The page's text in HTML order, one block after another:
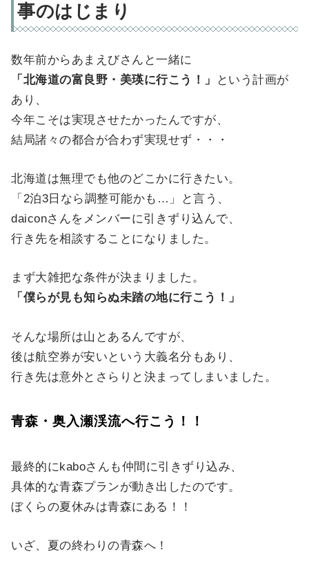
事のはじまり
数年前からあまえびさんと一緒に
「北海道の富良野・美瑛に行こう！」
という計画が
あり、
今年こそは実現させたかったんですが、
結局諸々の都合が合わず実現せず・・・
北海道は無理でも他のどこかに行きたい。
「2泊3日なら調整可能かも…」と言う、
daiconさんをメンバーに引きずり込んで、
行き先を相談することになりました。
まず大雑把な条件が決まりました。
「僕らが見も知らぬ未踏の地に行こう！」
そんな場所は山とあるんですが、
後は航空券が安いという大義名分もあり、
行き先は意外とさらりと決まってしまいました。
青森・奥入瀬渓流へ行こう！！
最終的にkaboさんも仲間に引きずり込み、
具体的な青森プランが動き出したのです。
ぼくらの夏休みは青森にある！！
いざ、夏の終わりの青森へ！